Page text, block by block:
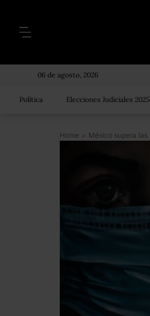
06 de agosto, 2026
Política Elecciones Judiciales 2025
Home >